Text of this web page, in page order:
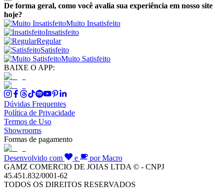
De forma geral, como você avalia sua experiência em nosso site
hoje?
Muito Insatisfeito
Insatisfeito
Regular
Satisfeito
Muito Satisfeito
BAIXE O APP:
Dúvidas Frequentes
Política de Privacidade
Termos de Uso
Showrooms
Formas de pagamento
Desenvolvido com e
por Macro
GAMZ COMERCIO DE JOIAS LTDA © - CNPJ
45.451.832/0001-62
TODOS OS DIREITOS RESERVADOS